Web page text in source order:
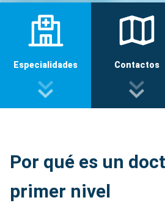
Especialidades Contactos
Por qué es un
primer nivel